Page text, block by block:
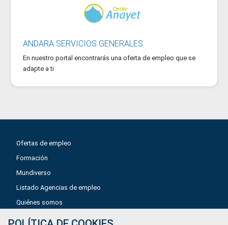
ANDARA SERVICIOS GENERALES
En nuestro portal encontrarás una oferta de empleo que se
adapte a ti
Ofertas de empleo
Formación
Mundiverso
Listado Agencias de empleo
Quiénes somos